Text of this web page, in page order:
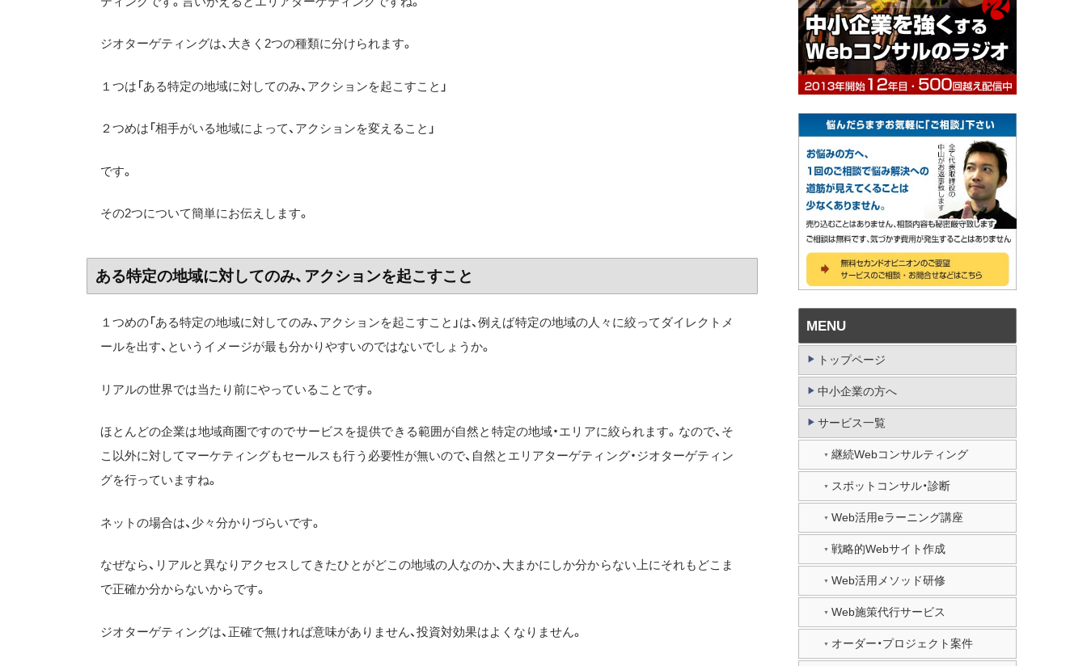
ジオターゲティングは、大きく2つの種類に分けられます。
１つは「ある特定の地域に対してのみ、アクションを起こすこと」
２つめは「相手がいる地域によって、アクションを変えること」
です。
その2つについて簡単にお伝えします。
ある特定の地域に対してのみ、アクションを起こすこと
１つめの「ある特定の地域に対してのみ、アクションを起こすこと」は、例えば特定の地域の人々に絞ってダイレクトメ
ールを出す、というイメージが最も分かりやすいのではないでしょうか。
リアルの世界では当たり前にやっていることです。
ほとんどの企業は地域商圏ですのでサービスを提供できる範囲が自然と特定の地域・エリアに絞られます。なので、そ
こ以外に対してマーケティングもセールスも行う必要性が無いので、自然とエリアターゲティング・ジオターゲティン
グを行っていますね。
ネットの場合は、少々分かりづらいです。
なぜなら、リアルと異なりアクセスしてきたひとがどこの地域の人なのか、大まかにしか分からない上にそれもどこま
で正確か分からないからです。
ジオターゲティングは、正確で無ければ意味がありません、投資対効果はよくなりません。
MENU
トップページ
中小企業の方へ
サービス一覧
継続Webコンサルティング
スポットコンサル・診断
Web活用eラーニング講座
戦略的Webサイト作成
Web活用メソッド研修
Web施策代行サービス
オーダー・プロジェクト案件